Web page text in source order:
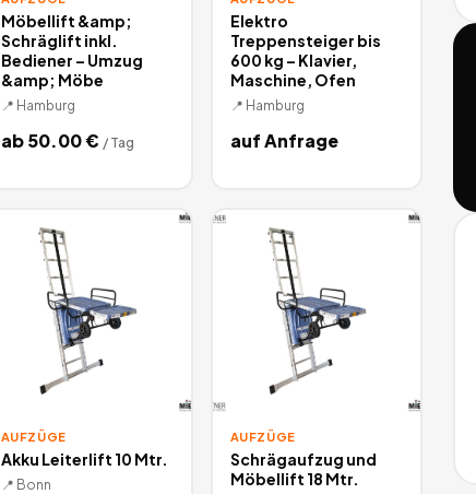
Möbellift &amp;
Schräglift inkl.
Bediener – Umzug
&amp; Möbe
📍 Hamburg
ab50.00€ / Tag
Elektro
Treppensteiger bis
600 kg – Klavier,
Maschine, Ofen
📍 Hamburg
auf Anfrage
AUFZÜGE
Akku Leiterlift 10 Mtr.
📍 Bonn
AUFZÜGE
Schrägaufzug und
Möbellift 18 Mtr.